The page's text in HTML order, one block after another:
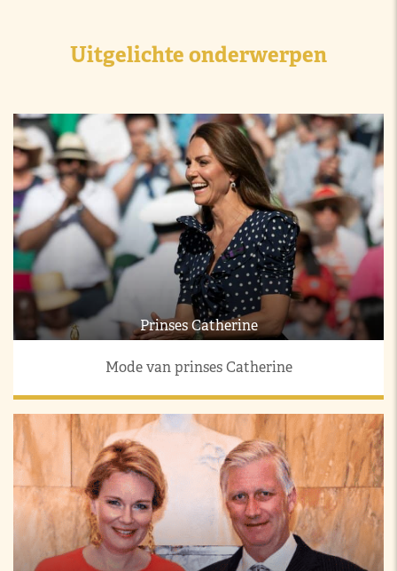
Uitgelichte onderwerpen
Prinses Catherine
Mode van prinses Catherine